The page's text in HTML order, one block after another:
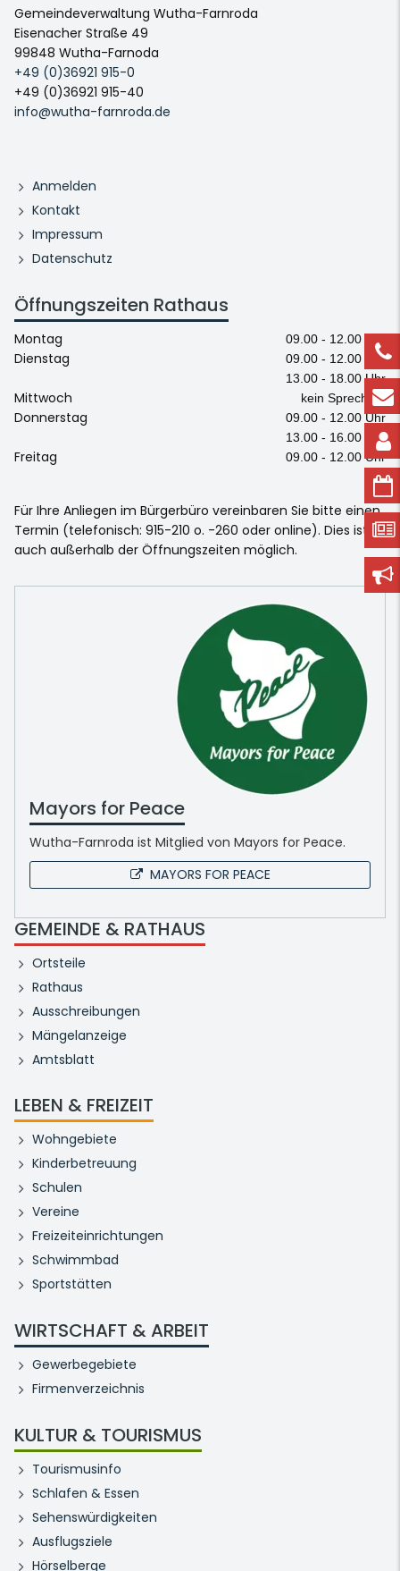
Gemeindeverwaltung Wutha-Farnroda
Eisenacher Straße 49
99848 Wutha-Farnoda
+49 (0)36921 915-0
+49 (0)36921 915-40
info@wutha-farnroda.de
Anmelden
Kontakt
Impressum
Datenschutz
Öffnungszeiten Rathaus
Montag 09.00 - 12.00 Uhr
Dienstag
09.00 - 12.00 Uhr
13.00 - 18.00 Uhr
Mittwoch kein Sprechtag
Donnerstag
09.00 - 12.00 Uhr
13.00 - 16.00 Uhr
Freitag 09.00 - 12.00 Uhr
Für Ihre Anliegen im Bürgerbüro vereinbaren Sie bitte einen
Termin (telefonisch: 915-210 o. -260 oder online). Dies ist
auch außerhalb der Öffnungszeiten möglich.
Mayors for Peace
Wutha-Farnroda ist Mitglied von Mayors for Peace.
MAYORS FOR PEACE
GEMEINDE & RATHAUS
Ortsteile
Rathaus
Ausschreibungen
Mängelanzeige
Amtsblatt
LEBEN & FREIZEIT
Wohngebiete
Kinderbetreuung
Schulen
Vereine
Freizeiteinrichtungen
Schwimmbad
Sportstätten
WIRTSCHAFT & ARBEIT
Gewerbegebiete
Firmenverzeichnis
KULTUR & TOURISMUS
Tourismusinfo
Schlafen & Essen
Sehenswürdigkeiten
Ausflugsziele
Hörselberge